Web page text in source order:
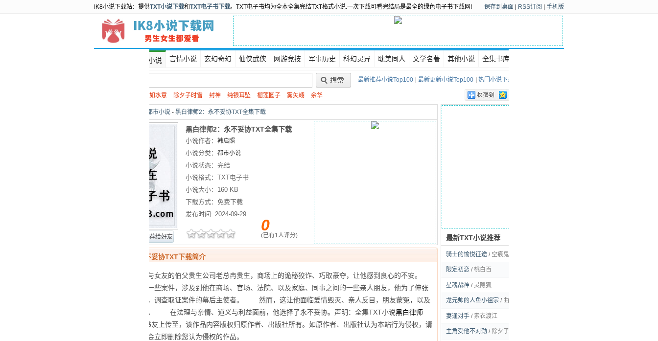
IK8小说下载站：提供TXT小说下载和TXT电子书下载。TXT电子书均为全本全集完结TXT格式小说.一次下载可看完结局是最全的绿色电子书下载网! 保存到桌面 RSS订阅 手机版
都市小说 言情小说 玄幻奇幻 仙侠武侠 网游竞技 军事历史 科幻灵异 耽美同人 文学名著 其他小说 全集书库
最新推荐小说Top100 最新更新小说Top100 热门小说下载Top100
如水意 除夕子时雪 封神 纯银耳坠 榴莲圆子 雾矢翊 余华
都市小说 - 黑白律师2：永不妥协TXT全集下载
推荐给好友
黑白律师2：永不妥协TXT全集下载
小说作者： 韩启照
小说分类： 都市小说
小说状态： 完结
小说格式： TXT电子书
小说大小： 160 KB
下载方式： 免费下载
发布时间: 2024-09-29
0
(已有1人评分) 最新TXT小说推荐
骑士的愉悦征途 / 空痕鬼彻
限定初恋 /桃白百
星魂战神 / 灵隐狐
龙元帅的人鱼小祖宗 / 曲流逸
妻逢对手 /素衣渡江
主角受他不对劲 / 除夕子时雪
黑白律师2：永不妥协TXT下载简介
律师陈锦荣受聘与女友的伯父贵生公司老总冉贵生，商场上的诡秘狡诈、巧取豪夺，让他感到良心的不安。
此后发生的一些案件，涉及到他在商场、官场、法院、以及家庭、同事之间的一些亲人朋友，他为了伸张
正义，四处奔波，调查取证案件的幕后主使者。 然而，这让他面临爱情毁灭、亲人反目，朋友蒙冤，以及
来自政界的压力。 在法理与亲情、道义与利益面前，他选择了永不妥协。声明：全集TXT小说黑白律师
由书友上传至，该作品内容版权归原作者、出版社所有。如原作者、出版社认为本站行为侵权，请
联系本站，本站会立即删除您认为侵权的作品。